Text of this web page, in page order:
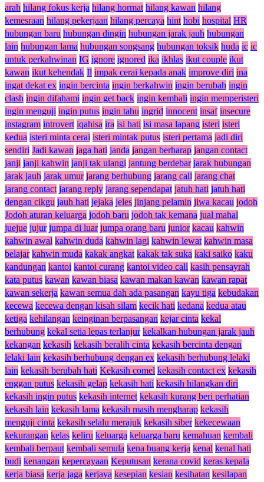
arah hilang fokus kerja hilang hormat hilang kawan hilang
kemesraan hilang pekerjaan hilang percaya hint hobi hospital HR
hubungan baru hubungan dingin hubungan jarak jauh hubungan
lain hubungan lama hubungan songsang hubungan toksik huda ic ic
untuk perkahwinan IG ignore ignored ika ikhlas ikut couple ikut
kawan ikut kehendak Il impak cerai kepada anak improve diri ina
ingat dekat ex ingin bercinta ingin berkahwin ingin berubah ingin
clash ingin difahami ingin get back ingin kembali ingin memperisteri
ingin menguji ingin putus ingin tahu ingrid innocent insaf insecure
instagram introvert iqahisa ira isi hati isi masa lapang isteri isteri
kedua isteri minta cerai isteri mintak putus isteri pertama jadi diri
sendiri Jadi kawan jaga hati janda jangan berharap jangan contact
janji janji kahwin janji tak ulangi jantung berdebar jarak hubungan
jarak jauh jarak umur jarang berhubung jarang call jarang chat
jarang contact jarang reply jarang sependapat jatuh hati jatuh hati
dengan cikgu jauh hati jejaka jeles jinjang pelamin jiwa kacau jodoh
Jodoh aturan keluarga jodoh baru jodoh tak kemana jual mahal
juejue jujur jumpa di luar jumpa orang baru junior kacau kahwin
kahwin awal kahwin duda kahwin lagi kahwin lewat kahwin masa
belajar kahwin muda kakak angkat kakak tak suka kaki saiko kaku
kandungan kantoi kantoi curang kantoi video call kasih pensayrah
kata putus kawan kawan biasa kawan makan kawan kawan rapat
kawan sekerja kawan semua dah ada pasangan kayu tiga kebudakan
kecewa kecewa dengan kisah silam kecik hati kedana kedua atau
ketiga kehilangan keinginan berpasangan kejar cinta kekal
berhubung kekal setia lepas terlanjur kekalkan hubungan jarak jauh
kekangan kekasih kekasih beralih cinta kekasih bercinta dengan
lelaki lain kekasih berhubung dengan ex kekasih berhubung lelaki
lain kekasih berubah hati Kekasih comel kekasih contact ex kekasih
enggan putus kekasih gelap kekasih hati kekasih hilangkan diri
kekasih ingin putus kekasih internet kekasih kurang beri perhatian
kekasih lain kekasih lama kekasih masih mengharap kekasih
menguji cinta kekasih selalu merajuk kekasih siber kekecewaan
kekurangan kelas keliru keluarga keluarga baru kemahuan kembali
kembali berpaut kembali semula kena buang kerja kenal kenal hati
budi kenangan kepercayaan Keputusan kerana covid keras kepala
kerja biasa kerja jaga kerjaya kesepian kesian kesihatan kesilapan